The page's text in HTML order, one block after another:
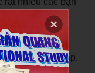
trường
khi muốn học
mà chi phí thấp.